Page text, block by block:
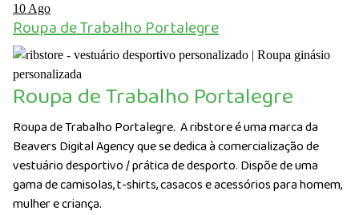
10 Ago
Roupa de Trabalho Portalegre
Roupa de Trabalho Portalegre
Roupa de Trabalho Portalegre. A ribstore é uma marca da
Beavers Digital Agency que se dedica à comercialização de
vestuário desportivo / prática de desporto. Dispõe de uma
gama de camisolas, t-shirts, casacos e acessórios para homem,
mulher e criança.